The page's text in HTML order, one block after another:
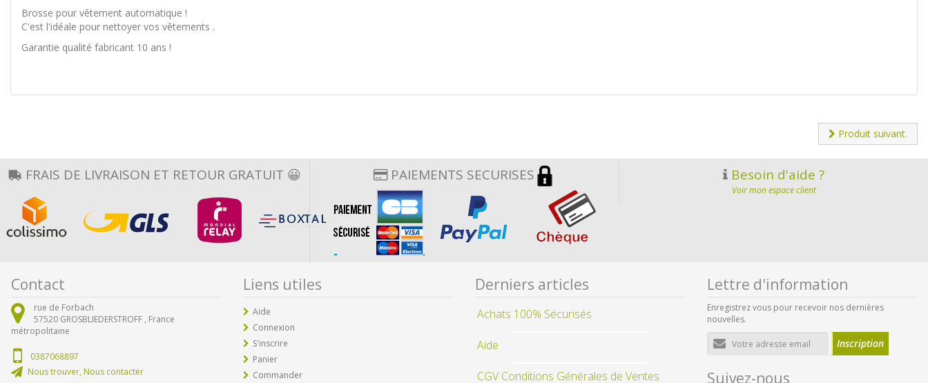
Brosse pour vêtement automatique !
C'est l'idéale pour nettoyer vos vêtements .
Garantie qualité fabricant 10 ans !
Produit suivant.
FRAIS DE LIVRAISON ET RETOUR GRATUIT 😀 PAIEMENTS SECURISES Besoin d'aide ?
Voir mon espace client
Contact
rue de Forbach
57520 GROSBLIEDERSTROFF , France
métropolitaine
0387068897
Nous trouver, Nous contacter
Liens utiles
Aide
Connexion
S'inscrire
Panier
Commander
Derniers articles
Achats 100% Sécurisés
Aide
CGV Conditions Générales de Ventes
Lettre d'information
Enregistrez vous pour recevoir nos dernières
nouvelles.
Adresse
e-
Inscription
Suivez-nous